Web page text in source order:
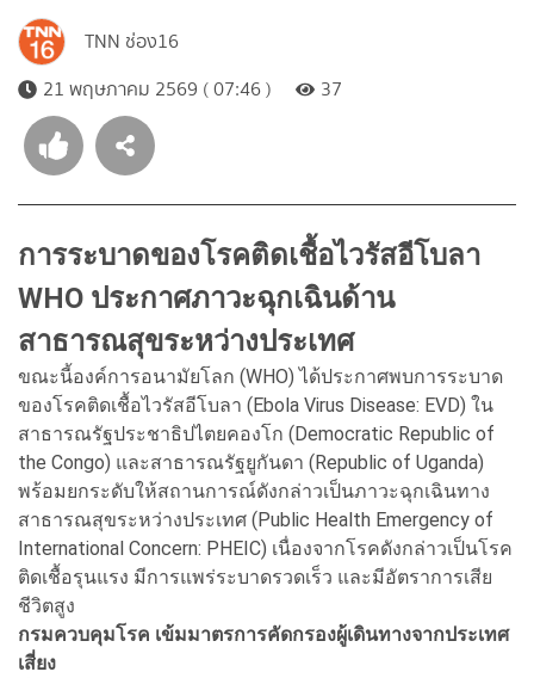
TNN ช่อง16
21 พฤษภาคม 2569 ( 07:46 )
37
การระบาดของโรคติดเชื้อไวรัสอีโบลา
WHO ประกาศภาวะฉุกเฉินด้าน
สาธารณสุขระหว่างประเทศ
ขณะนี้องค์การอนามัยโลก (WHO) ได้ประกาศพบการระบาด
ของโรคติดเชื้อไวรัสอีโบลา (Ebola Virus Disease: EVD) ใน
สาธารณรัฐประชาธิปไตยคองโก (Democratic Republic of
the Congo) และสาธารณรัฐยูกันดา (Republic of Uganda)
พร้อมยกระดับให้สถานการณ์ดังกล่าวเป็นภาวะฉุกเฉินทาง
สาธารณสุขระหว่างประเทศ (Public Health Emergency of
International Concern: PHEIC) เนื่องจากโรคดังกล่าวเป็นโรค
ติดเชื้อรุนแรง มีการแพร่ระบาดรวดเร็ว และมีอัตราการเสีย
ชีวิตสูง
กรมควบคุมโรค เข้มมาตรการคัดกรองผู้เดินทางจากประเทศ
เสี่ยง